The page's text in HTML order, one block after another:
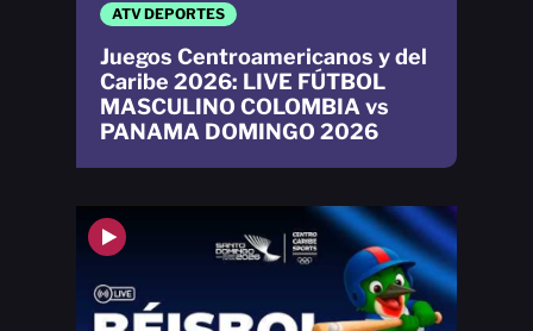
ATV DEPORTES
Juegos Centroamericanos y del
Caribe 2026: LIVE FÚTBOL
MASCULINO COLOMBIA vs
PANAMA DOMINGO 2026